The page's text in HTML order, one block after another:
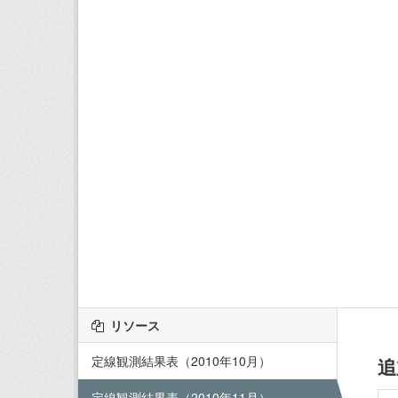
リソース
定線観測結果表（2010年10月）